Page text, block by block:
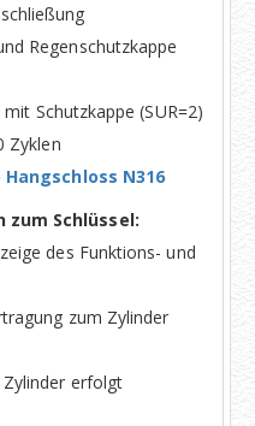
Regenschutzkappe
Schutzkappe (SUR=2)
Zyklen
Hangschloss N316
Schlüssel:
des Funktions- und
zum Zylinder
erfolgt